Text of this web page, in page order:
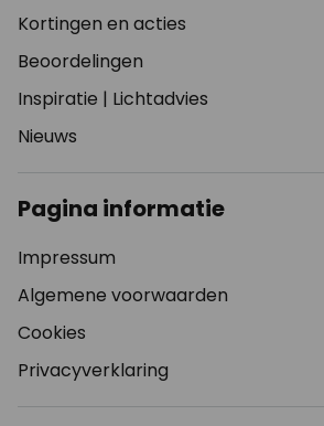
Kortingen en acties
Beoordelingen
Inspiratie | Lichtadvies
Nieuws
Pagina informatie
Impressum
Algemene voorwaarden
Cookies
Privacyverklaring